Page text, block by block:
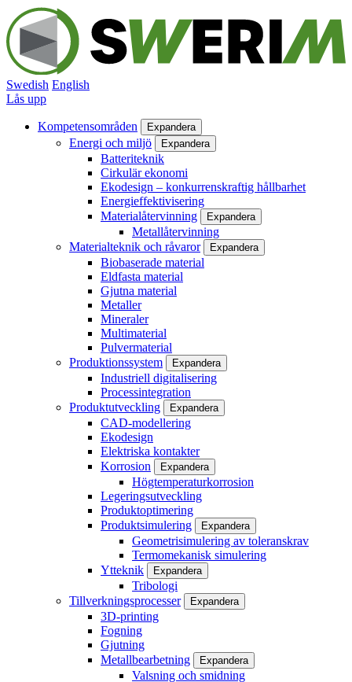
Hoppa
till
huvudinnehåll
Swedish English
Lås upp
Huvudmeny
Kompetensområden Expandera
Energi och miljö Expandera
Batteriteknik
Cirkulär ekonomi
Ekodesign – konkurrenskraftig hållbarhet
Energieffektivisering
Materialåtervinning
Expandera
Metallåtervinning
Materialteknik och råvaror
Expandera
Biobaserade material
Eldfasta material
Gjutna material
Metaller
Mineraler
Multimaterial
Pulvermaterial
Produktionssystem
Expandera
Industriell digitalisering
Processintegration
Produktutveckling
Expandera
CAD-modellering
Ekodesign
Elektriska kontakter
Korrosion
Expandera
Högtemperaturkorrosion
Legeringsutveckling
Produktoptimering
Produktsimulering
Expandera
Geometrisimulering av toleranskrav
Termomekanisk simulering
Ytteknik
Expandera
Tribologi
Tillverkningsprocesser
Expandera
3D-printing
Fogning
Gjutning
Metallbearbetning
Expandera
Valsning och smidning